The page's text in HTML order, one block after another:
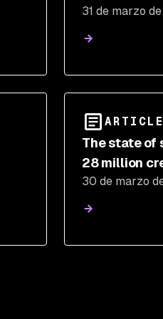
Operations
Than You
31 de marzo
ARTICLE
The state of
28 million
leaked on
and what to
30 de marzo